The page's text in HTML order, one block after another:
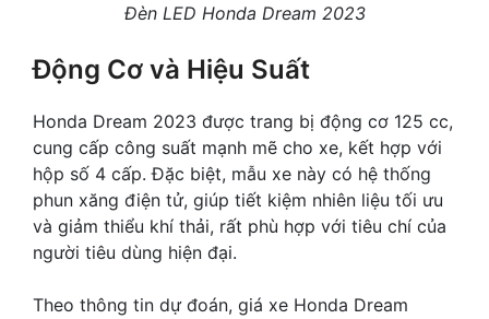
Đèn LED Honda Dream 2023
Động Cơ và Hiệu Suất
Honda Dream 2023 được trang bị động cơ 125 cc,
cung cấp công suất mạnh mẽ cho xe, kết hợp với
hộp số 4 cấp. Đặc biệt, mẫu xe này có hệ thống
phun xăng điện tử, giúp tiết kiệm nhiên liệu tối ưu
và giảm thiểu khí thải, rất phù hợp với tiêu chí của
người tiêu dùng hiện đại.
Theo thông tin dự đoán, giá xe Honda Dream